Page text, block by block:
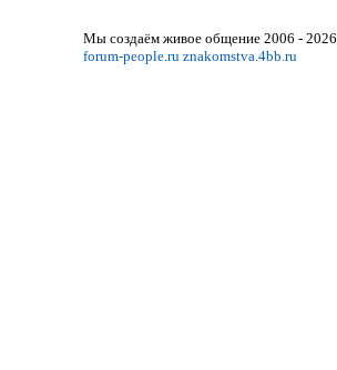
Мы создаём живое общение 2006 - 2026
forum-people.ru znakomstva.4bb.ru